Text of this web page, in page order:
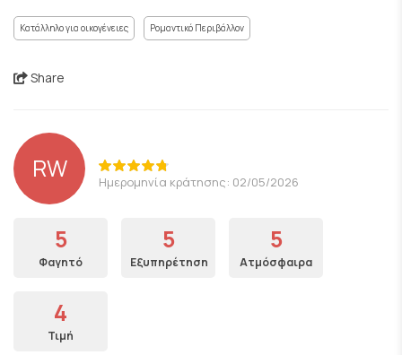
Κατάλληλο για οικογένειες Ρομαντικό Περιβάλλον
Share
RW Ημερομηνία κράτησης: 02/05/2026
5
Φαγητό
5
Εξυπηρέτηση
5
Ατμόσφαιρα
4
Τιμή